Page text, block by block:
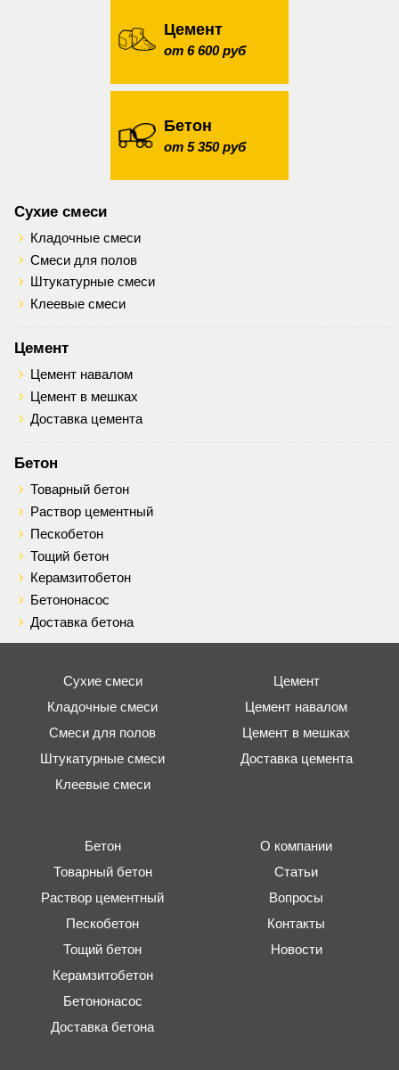
Цемент
от 6 600 руб
Бетон
от 5 350 руб
Сухие смеси
Кладочные смеси
Смеси для полов
Штукатурные смеси
Клеевые смеси
Цемент
Цемент навалом
Цемент в мешках
Доставка цемента
Бетон
Товарный бетон
Раствор цементный
Пескобетон
Тощий бетон
Керамзитобетон
Бетононасос
Доставка бетона
Сухие смеси
Кладочные смеси
Смеси для полов
Штукатурные смеси
Клеевые смеси
Цемент
Цемент навалом
Цемент в мешках
Доставка цемента
Бетон
Товарный бетон
Раствор цементный
Пескобетон
Тощий бетон
Керамзитобетон
Бетононасос
Доставка бетона
О компании
Статьи
Вопросы
Контакты
Новости